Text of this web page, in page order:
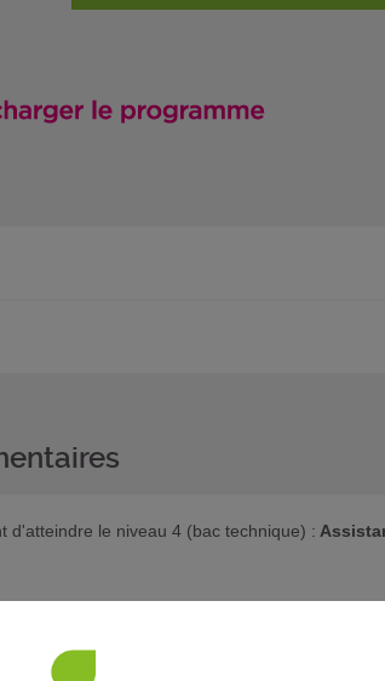
d'atteindre le niveau 4 (bac technique) :
poursuivre votre parcours de formation,